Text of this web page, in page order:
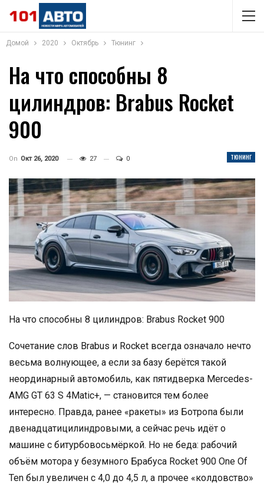
Домой 2020 Октябрь Тюнинг
На что способны 8
цилиндров: Brabus Rocket
900
ТЮНИНГ
On Окт 26, 2020 27 0
На что способны 8 цилиндров: Brabus Rocket 900
Сочетание слов Brabus и Rocket всегда означало нечто
весьма волнующее, а если за базу берётся такой
неординарный автомобиль, как пятидверка Mercedes-
AMG GT 63 S 4Matic+, — становится тем более
интересно. Правда, ранее «ракеты» из Ботропа были
двенадцатицилиндровыми, а сейчас речь идёт о
машине с битурбовосьмёркой. Но не беда: рабочий
объём мотора у безумного Брабуса Rocket 900 One Of
Ten был увеличен с 4,0 до 4,5 л, а прочее «колдовство»